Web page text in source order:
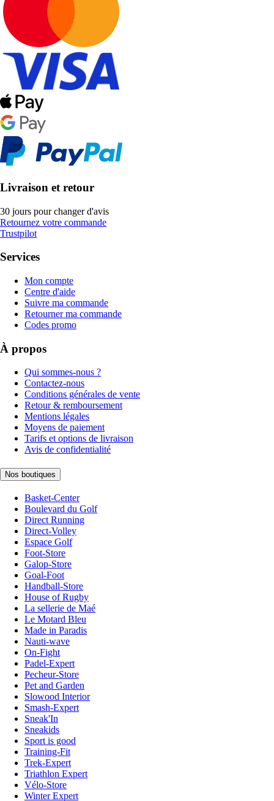
Livraison et retour
30 jours pour changer d'avis
Retournez votre commande
Trustpilot
Services
Mon compte
Centre d'aide
Suivre ma commande
Retourner ma commande
Codes promo
À propos
Qui sommes-nous ?
Contactez-nous
Conditions générales de vente
Retour & remboursement
Mentions légales
Moyens de paiement
Tarifs et options de livraison
Avis de confidentialité
Nos boutiques
Basket-Center
Boulevard du Golf
Direct Running
Direct-Volley
Espace Golf
Foot-Store
Galop-Store
Goal-Foot
Handball-Store
House of Rugby
La sellerie de Maé
Le Motard Bleu
Made in Paradis
Nauti-wave
On-Fight
Padel-Expert
Pecheur-Store
Pet and Garden
Slowood Interior
Smash-Expert
Sneak'In
Sneakids
Sport is good
Training-Fit
Trek-Expert
Triathlon Expert
Vélo-Store
Winter Expert